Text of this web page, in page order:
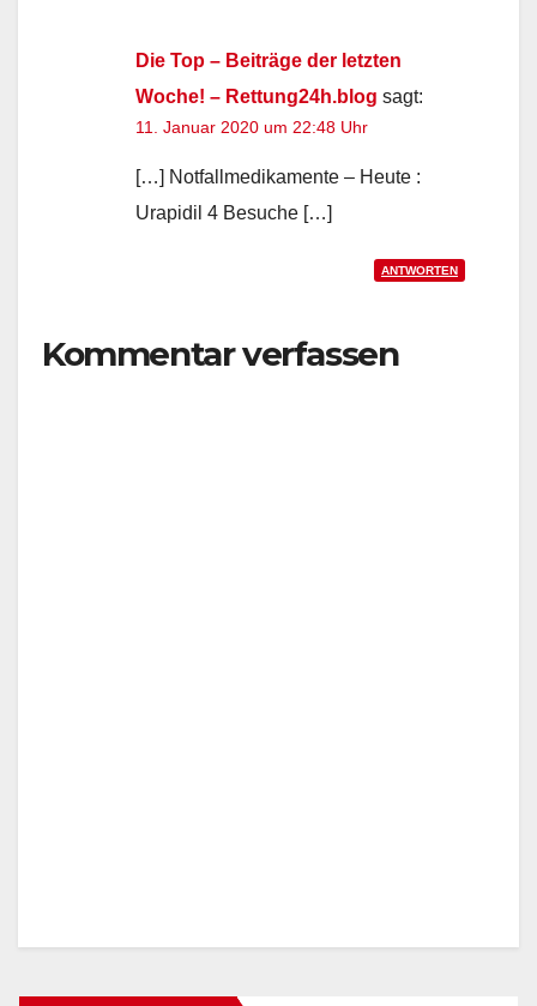
Die Top – Beiträge der letzten
Woche! – Rettung24h.blog sagt:
11. Januar 2020 um 22:48 Uhr
[…] Notfallmedikamente – Heute :
Urapidil 4 Besuche […]
ANTWORTEN
Kommentar verfassen